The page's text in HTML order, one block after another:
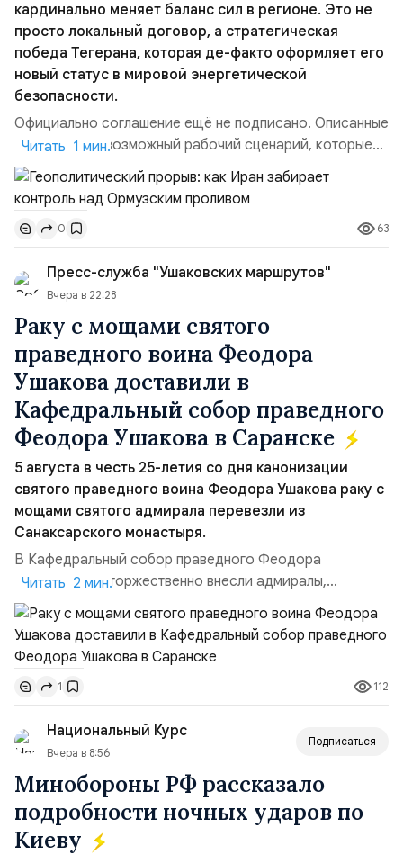
кардинально меняет баланс сил в регионе. Это не
просто локальный договор, а стратегическая
победа Тегерана, которая де-факто оформляет его
новый статус в мировой энергетической
безопасности.
Официально соглашение ещё не подписано. Описанные
пункты — это возможный рабочий сценарий, которые
скорее всего будут реализованы.Разбираем ключевые
тезисы и последствия этого соглашения:. 1. Новые
доли контроля (75 на 25). Было: Ранее Иран и Оман
контролировали пролив на паритетных началах —
50/50. Стало: Новое соглашение закрепляет за
Ираном...
Читать 1 мин.
0 63
Пресс-служба "Ушаковских маршрутов"
Вчера в 22:28
Раку с мощами святого
праведного воина Феодора
Ушакова доставили в
Кафедральный собор праведного
Феодора Ушакова в Саранске
5 августа в честь 25-летия со дня канонизации
святого праведного воина Феодора Ушакова раку с
мощами святого адмирала перевезли из
Санаксарского монастыря.
В Кафедральный собор праведного Феодора
Ушакова раку торжественно внесли адмиралы,
участвовавшие в канонизации святого праведного
воина Феодора Ушакова 25 лет назад:Адмирал
Владимир Прокофьевич Валуев, командующий
Балтийским флотом ВМФ России (2001–2006
гг.);Адмирал Владимир Петрович Комоедов,
командующий Черноморским флотом ВМФ России
(1998–2002 г...
Читать 2 мин.
1 112
Национальный Курс
Вчера в 8:56
Подписаться
Минобороны РФ рассказало
подробности ночных ударов по
Киеву